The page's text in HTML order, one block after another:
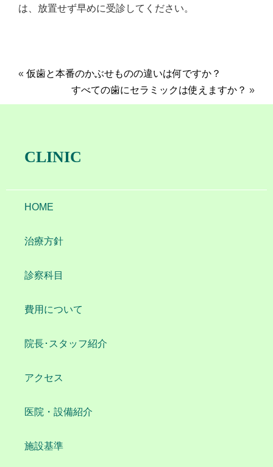
は、放置せず早めに受診してください。
« 仮歯と本番のかぶせものの違いは何ですか？
すべての歯にセラミックは使えますか？ »
CLINIC
HOME
治療方針
診察科目
費用について
院長･スタッフ紹介
アクセス
医院・設備紹介
施設基準